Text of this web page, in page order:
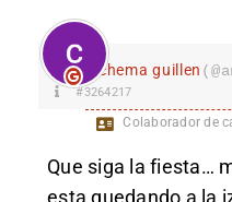
chema guillen
#3264217
Colaborador de
Que siga la fiesta…
esta quedando a la